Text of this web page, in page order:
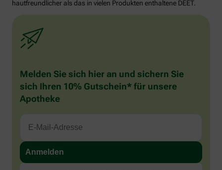
hautfreundlicher als das in vielen Produkten enthaltene DEET.
Melden Sie sich hier an und sichern Sie
sich Ihren 10% Gutschein* für unsere
Apotheke